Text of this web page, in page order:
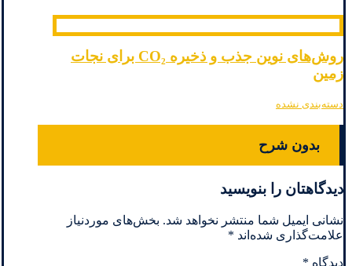
روش‌های نوین جذب و ذخیره CO₂ برای نجات
زمین
دسته‌بندی نشده
بدون شرح
دیدگاهتان را بنویسید
نشانی ایمیل شما منتشر نخواهد شد. بخش‌های موردنیاز
علامت‌گذاری شده‌اند *
دیدگاه *